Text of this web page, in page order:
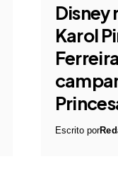
Disney
Karol
Escrito por